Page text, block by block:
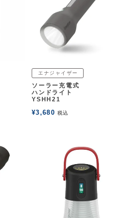
エナジャイザー
ソーラー充電式
ハンドライト
YSHH21
¥3,680 税込